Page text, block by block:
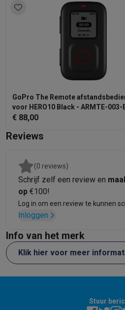
Refurbished
Refurbished smartphones
Wasmachines met ecocheques
Kleine keukentoestellen
Kleine keukentoestellen met
Vaatwassers met ecocheques
Airco
Airco's met ecocheques
TV & audio
Multimedia & telefonie
Smartphones met ecocheques
Transport
Elektrische steps met ecocheques
Eco initiatieven
ImpactEnergie besparen
Info & acties
SoldenAlle soldendealsSolden
ActiesDeals van het moment
Herstelling van je
GoPro The Remote
voor HERO10 Black - ARMTE-003-
€ 88,00
Reviews
(0 reviews)
Schrijf zelf een review en
op €100!
Log in om een review te kunnen
Inloggen
Info van het merk
Klik hier voor meer
Stuur